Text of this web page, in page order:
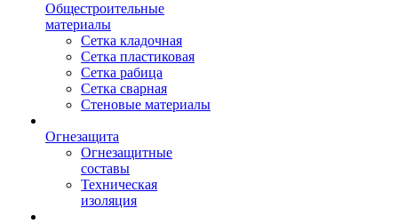
Общестроительные
материалы
Сетка кладочная
Сетка пластиковая
Сетка рабица
Сетка сварная
Стеновые материалы
Огнезащита
Огнезащитные
составы
Техническая
изоляция